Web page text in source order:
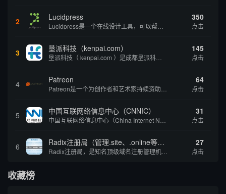
2 Lucidpress 350
点击
3 垦派科技（kenpai.com） 145
点击
4 Patreon 64
点击
5 中国互联网络信息中心（CNNIC） 31
点击
6 Radix注册局（管理.site、.online等顶级域名） 27
点击
收藏榜